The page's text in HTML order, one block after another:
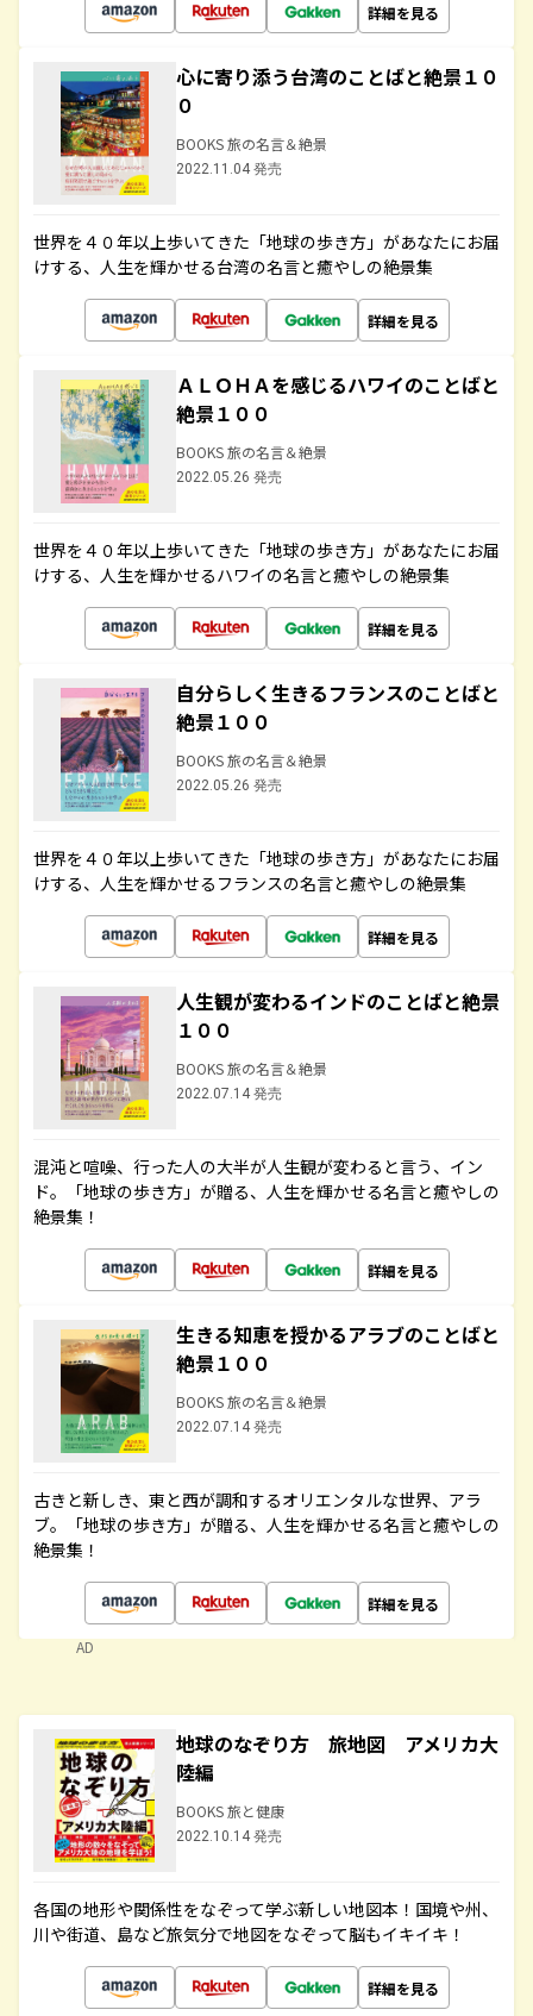
詳細を見る
心に寄り添う台湾のことばと絶景１０
０
BOOKS 旅の名言＆絶景
2022.11.04 発売
世界を４０年以上歩いてきた「地球の歩き方」があなたにお届
けする、人生を輝かせる台湾の名言と癒やしの絶景集
詳細を見る
ＡＬＯＨＡを感じるハワイのことばと
絶景１００
BOOKS 旅の名言＆絶景
2022.05.26 発売
世界を４０年以上歩いてきた「地球の歩き方」があなたにお届
けする、人生を輝かせるハワイの名言と癒やしの絶景集
詳細を見る
自分らしく生きるフランスのことばと
絶景１００
BOOKS 旅の名言＆絶景
2022.05.26 発売
世界を４０年以上歩いてきた「地球の歩き方」があなたにお届
けする、人生を輝かせるフランスの名言と癒やしの絶景集
詳細を見る
人生観が変わるインドのことばと絶景
１００
BOOKS 旅の名言＆絶景
2022.07.14 発売
混沌と喧噪、行った人の大半が人生観が変わると言う、イン
ド。「地球の歩き方」が贈る、人生を輝かせる名言と癒やしの
絶景集！
詳細を見る
生きる知恵を授かるアラブのことばと
絶景１００
BOOKS 旅の名言＆絶景
2022.07.14 発売
古きと新しき、東と西が調和するオリエンタルな世界、アラ
ブ。「地球の歩き方」が贈る、人生を輝かせる名言と癒やしの
絶景集！
詳細を見る
AD
地球のなぞり方 旅地図 アメリカ大
陸編
BOOKS 旅と健康
2022.10.14 発売
各国の地形や関係性をなぞって学ぶ新しい地図本！国境や州、
川や街道、島など旅気分で地図をなぞって脳もイキイキ！
詳細を見る